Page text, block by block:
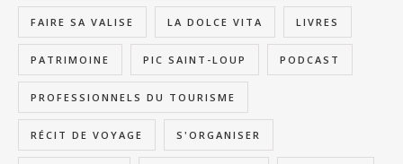
FAIRE SA VALISE LA DOLCE VITA LIVRES
PATRIMOINE PIC SAINT-LOUP PODCAST
PROFESSIONNELS DU TOURISME
RÉCIT DE VOYAGE S'ORGANISER